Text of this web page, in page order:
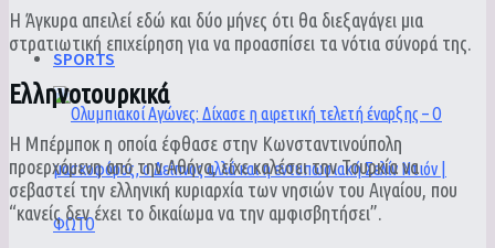
SPORTS
Η Άγκυρα απειλεί εδώ και δύο μήνες ότι θα διεξαγάγει μια
στρατιωτική επιχείρηση για να προασπίσει τα νότια σύνορά της.
Ελληνοτουρκικά
Η Μπέρμποκ η οποία έφθασε στην Κωνσταντινούπολη
προερχόμενη από την Αθήνα, είχε καλέσει την Τουρκία να
σεβαστεί την ελληνική κυριαρχία των νησιών του Αιγαίου, που
“κανείς δεν έχει το δικαίωμα να την αμφισβητήσει”.